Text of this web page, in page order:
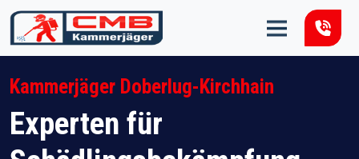
Zum Inhalt springen
Kammerjäger Doberlug-Kirchhain
Experten für